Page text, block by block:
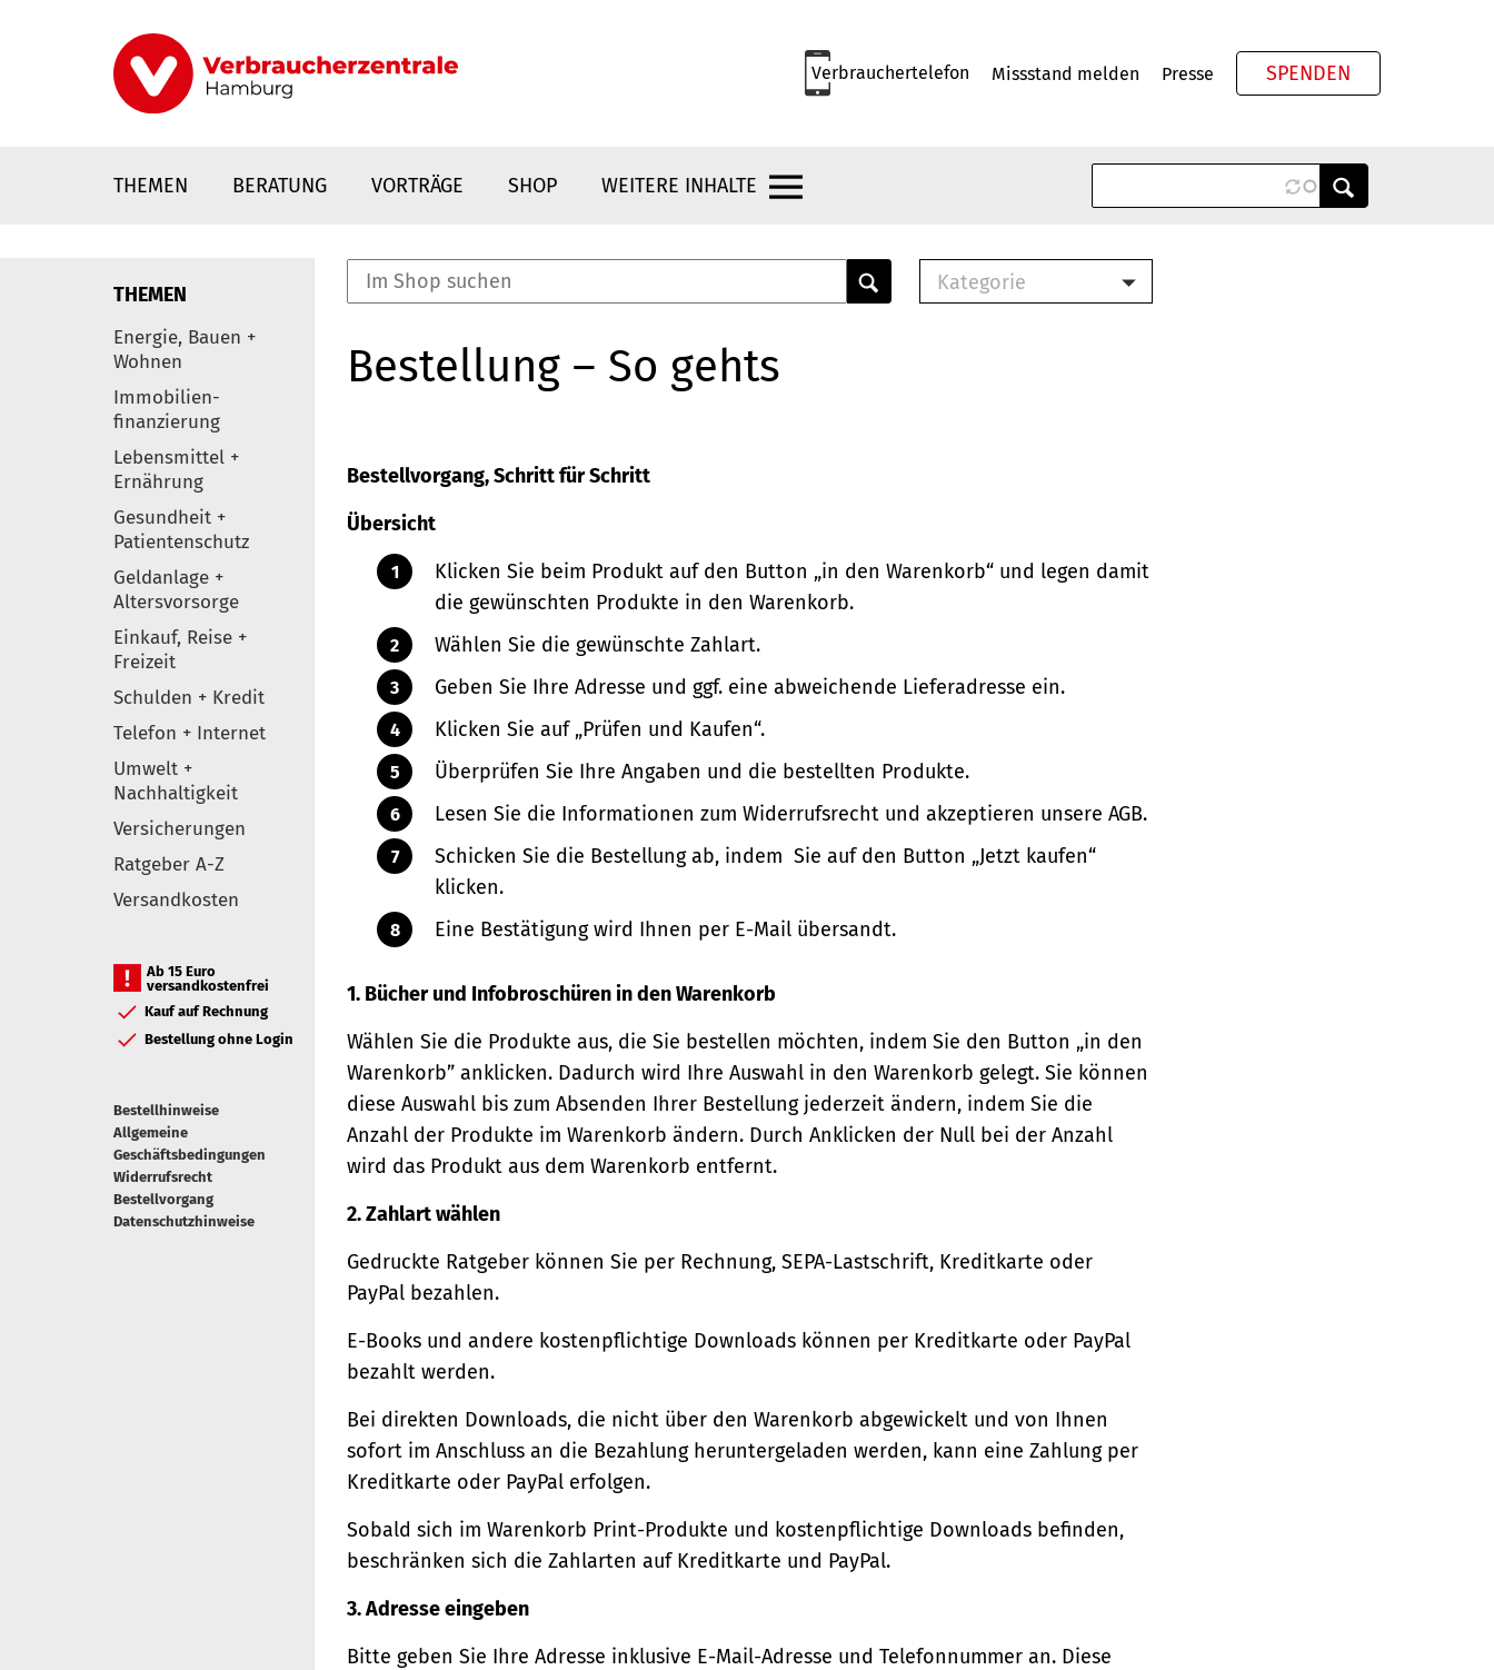
Verbrauchertelefon Missstand melden Presse SPENDEN
THEMEN BERATUNG VORTRÄGE SHOP WEITERE INHALTE
Elemente
THEMEN
Energie, Bauen +
Wohnen
Immobilien-
finanzierung
Lebensmittel +
Ernährung
Gesundheit +
Patientenschutz
Geldanlage +
Altersvorsorge
Einkauf, Reise +
Freizeit
Schulden + Kredit
Telefon + Internet
Umwelt +
Nachhaltigkeit
Versicherungen
Ratgeber A-Z
Versandkosten
Ab 15 Euro
versandkostenfrei
Kauf auf Rechnung
Bestellung ohne Login
Bestellhinweise
Allgemeine
Geschäftsbedingungen
Widerrufsrecht
Bestellvorgang
Datenschutzhinweise
Kategorie
Bestellung – So gehts
Bestellvorgang, Schritt für Schritt
Übersicht
Klicken Sie beim Produkt auf den Button „in den Warenkorb“ und legen damit
die gewünschten Produkte in den Warenkorb.
Wählen Sie die gewünschte Zahlart.
Geben Sie Ihre Adresse und ggf. eine abweichende Lieferadresse ein.
Klicken Sie auf „Prüfen und Kaufen“.
Überprüfen Sie Ihre Angaben und die bestellten Produkte.
Lesen Sie die Informationen zum Widerrufsrecht und akzeptieren unsere AGB.
Schicken Sie die Bestellung ab, indem Sie auf den Button „Jetzt kaufen“
klicken.
Eine Bestätigung wird Ihnen per E-Mail übersandt.
1. Bücher und Infobroschüren in den Warenkorb
Wählen Sie die Produkte aus, die Sie bestellen möchten, indem Sie den Button „in den
Warenkorb” anklicken. Dadurch wird Ihre Auswahl in den Warenkorb gelegt. Sie können
diese Auswahl bis zum Absenden Ihrer Bestellung jederzeit ändern, indem Sie die
Anzahl der Produkte im Warenkorb ändern. Durch Anklicken der Null bei der Anzahl
wird das Produkt aus dem Warenkorb entfernt.
2. Zahlart wählen
Gedruckte Ratgeber können Sie per Rechnung, SEPA-Lastschrift, Kreditkarte oder
PayPal bezahlen.
E-Books und andere kostenpflichtige Downloads können per Kreditkarte oder PayPal
bezahlt werden.
Bei direkten Downloads, die nicht über den Warenkorb abgewickelt und von Ihnen
sofort im Anschluss an die Bezahlung heruntergeladen werden, kann eine Zahlung per
Kreditkarte oder PayPal erfolgen.
Sobald sich im Warenkorb Print-Produkte und kostenpflichtige Downloads befinden,
beschränken sich die Zahlarten auf Kreditkarte und PayPal.
3. Adresse eingeben
Bitte geben Sie Ihre Adresse inklusive E-Mail-Adresse und Telefonnummer an. Diese